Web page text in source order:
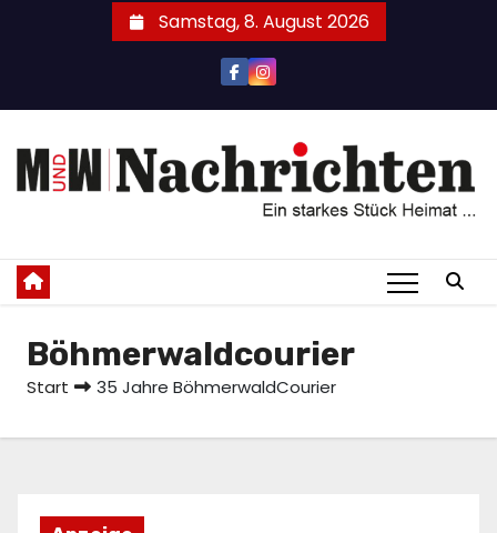
Samstag, 8. August 2026
Böhmerwaldcourier
Start 35 Jahre BöhmerwaldCourier